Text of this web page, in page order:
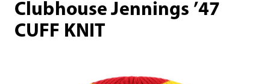
Clubhouse Jennings ’47
CUFF KNIT